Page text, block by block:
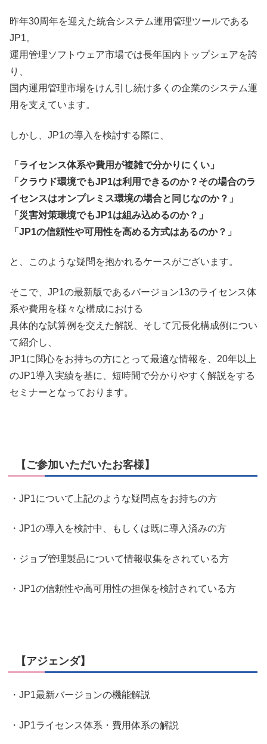
昨年30周年を迎えた統合システム運用管理ツールである
JP1。
運用管理ソフトウェア市場では長年国内トップシェアを誇
り、
国内運用管理市場をけん引し続け多くの企業のシステム運
用を支えています。
しかし、JP1の導入を検討する際に、
「ライセンス体系や費用が複雑で分かりにくい」
「クラウド環境でもJP1は利用できるのか？その場合のラ
イセンスはオンプレミス環境の場合と同じなのか？」
「災害対策環境でもJP1は組み込めるのか？」
「JP1の信頼性や可用性を高める方式はあるのか？」
と、このような疑問を抱かれるケースがございます。
そこで、JP1の最新版であるバージョン13のライセンス体
系や費用を様々な構成における
具体的な試算例を交えた解説、そして冗長化構成例につい
て紹介し、
JP1に関心をお持ちの方にとって最適な情報を、20年以上
のJP1導入実績を基に、短時間で分かりやすく解説をする
セミナーとなっております。
【ご参加いただいたお客様】
・JP1について上記のような疑問点をお持ちの方
・JP1の導入を検討中、もしくは既に導入済みの方
・ジョブ管理製品について情報収集をされている方
・JP1の信頼性や高可用性の担保を検討されている方
【アジェンダ】
・JP1最新バージョンの機能解説
・JP1ライセンス体系・費用体系の解説